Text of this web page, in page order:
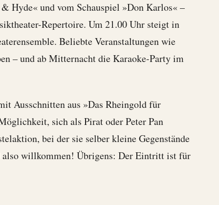
Hyde« und vom Schauspiel »Don Karlos« –
Repertoire. Um 21.00 Uhr steigt in
Beliebte Veranstaltungen wie
– und ab Mitternacht die Karaoke-Party im
Ausschnitten aus »Das Rheingold für
sich als Pirat oder Peter Pan
bei der sie selber kleine Gegenstände
also willkommen! Übrigens: Der Eintritt ist für